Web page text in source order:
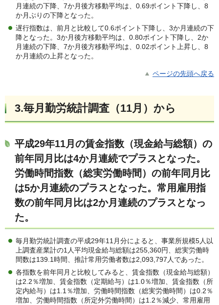
月連続の下降、7か月後方移動平均は、0.69ポイント下降し、8
か月ぶりの下降となった。
遅行指数は、前月と比較して0.6ポイント下降し、3か月連続の下
降となった。3か月後方移動平均は、0.80ポイント下降し、2か
月連続の下降、7か月後方移動平均は、0.02ポイント上昇し、8
か月連続の上昇となった。
ページの先頭へ戻る
3.毎月勤労統計調査（11月）から
平成29年11月の賃金指数（現金給与総額）の
前年同月比は4か月連続でプラスとなった。
労働時間指数（総実労働時間）の前年同月比
は5か月連続のプラスとなった。常用雇用指
数の前年同月比は2か月連続のプラスとなっ
た。
毎月勤労統計調査の平成29年11月分によると、事業所規模5人以
上調査産業計の1人平均現金給与総額は255,360円、総実労働時
間数は139.1時間、推計常用労働者数は2,093,797人であった。
各指数を前年同月と比較してみると、賃金指数（現金給与総額）
は2.2％増加、賃金指数（定期給与）は1.0％増加、賃金指数（所
定内給与）は1.1％増加、労働時間指数（総実労働時間）は0.2％
増加、労働時間指数（所定外労働時間）は1.2％減少、常用雇用